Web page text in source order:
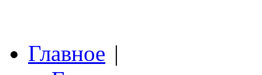
Главное |